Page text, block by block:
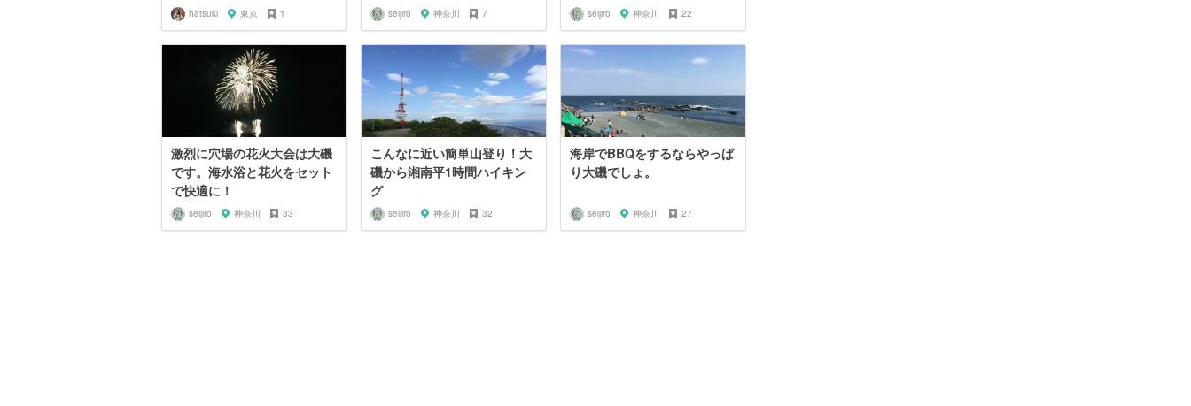
hatsuki 東京 1 seijiro 神奈川 7 seijiro 神奈川 22
激烈に穴場の花火大会は大磯
です。海水浴と花火をセット
で快適に！
seijiro 神奈川 33
こんなに近い簡単山登り！大
磯から湘南平1時間ハイキン
グ
seijiro 神奈川 32
海岸でBBQをするならやっぱ
り大磯でしょ。
seijiro 神奈川 27